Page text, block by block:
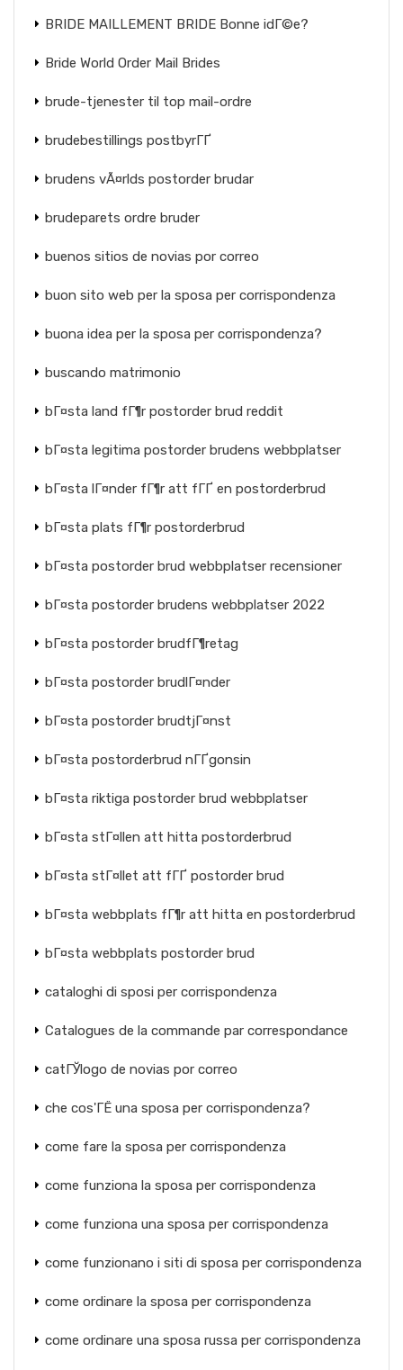
BRIDE MAILLEMENT BRIDE Bonne idГ©e?
Bride World Order Mail Brides
brude-tjenester til top mail-ordre
brudebestillings postbyrГҐ
brudens vÃ¤rlds postorder brudar
brudeparets ordre bruder
buenos sitios de novias por correo
buon sito web per la sposa per corrispondenza
buona idea per la sposa per corrispondenza?
buscando matrimonio
bГ¤sta land fГ¶r postorder brud reddit
bГ¤sta legitima postorder brudens webbplatser
bГ¤sta lГ¤nder fГ¶r att fГҐ en postorderbrud
bГ¤sta plats fГ¶r postorderbrud
bГ¤sta postorder brud webbplatser recensioner
bГ¤sta postorder brudens webbplatser 2022
bГ¤sta postorder brudfГ¶retag
bГ¤sta postorder brudlГ¤nder
bГ¤sta postorder brudtjГ¤nst
bГ¤sta postorderbrud nГҐgonsin
bГ¤sta riktiga postorder brud webbplatser
bГ¤sta stГ¤llen att hitta postorderbrud
bГ¤sta stГ¤llet att fГҐ postorder brud
bГ¤sta webbplats fГ¶r att hitta en postorderbrud
bГ¤sta webbplats postorder brud
cataloghi di sposi per corrispondenza
Catalogues de la commande par correspondance
catГЎlogo de novias por correo
che cos'ГЁ una sposa per corrispondenza?
come fare la sposa per corrispondenza
come funziona la sposa per corrispondenza
come funziona una sposa per corrispondenza
come funzionano i siti di sposa per corrispondenza
come ordinare la sposa per corrispondenza
come ordinare una sposa russa per corrispondenza